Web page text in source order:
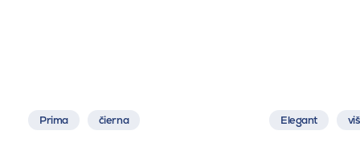
Prima čierna Elegant